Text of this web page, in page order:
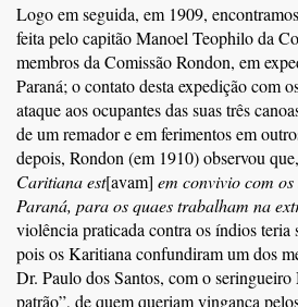
Logo em seguida, em 1909,
feita pelo capitão Manoel Teophilo da
membros da Comissão Rondon, em
Paraná; o contato desta expedição com
ataque aos ocupantes das suas três
de um remador e em ferimentos em
depois, Rondon (em 1910) observou
Caritiana est[avam] em convivio com
Paraná, para os quaes trabalham na
violência praticada contra os índios teria
pois os Karitiana confundiram um dos
Dr. Paulo dos Santos, com o
patrão”, de quem queriam vingança